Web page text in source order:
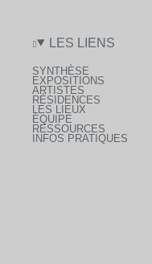
LES LIENS
SYNTHÈSE
EXPOSITIONS
ARTISTES
RÉSIDENCES
LES LIEUX
ÉQUIPE
RESSOURCES
INFOS PRATIQUES